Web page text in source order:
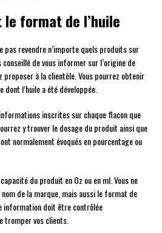
format de l’huile
pas revendre n’importe quels produits sur
de vous informer sur l’origine de
proposer à la clientèle. Vous pourrez obtenir
l’huile a été développée.
inscrites sur chaque flacon que
y trouver le dosage du produit ainsi que
normalement évoqués en pourcentage ou
du produit en Oz ou en ml. Vous ne
de la marque, mais aussi le format de
information doit être contrôlée
tromper vos clients.